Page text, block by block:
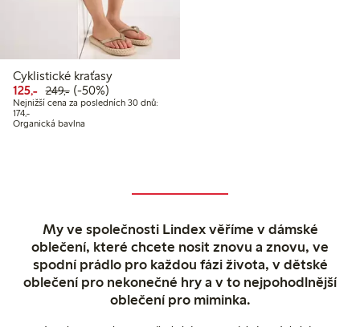
Cyklistické kraťasy
125,- Snížená cena: 125,00 Kč
249,-Běžná cena: 249,00 Kč
50% sleva
(-50%)
Nejnižší cena za posledních 30 dnů:
174,-Nejnižší cena za posledních 30 dnů: 174,00 Kč
Organická bavlna
My ve společnosti Lindex věříme v dámské
oblečení, které chcete nosit znovu a znovu, ve
spodní prádlo pro každou fázi života, v dětské
oblečení pro nekonečné hry a v to nejpohodlnější
oblečení pro miminka.